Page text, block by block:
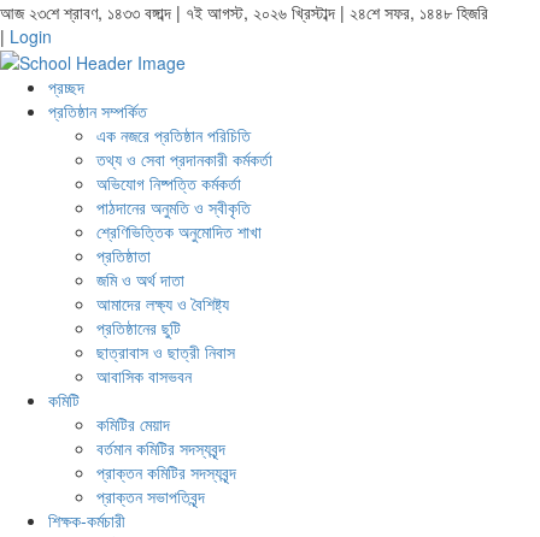
আজ ২৩শে শ্রাবণ, ১৪৩৩ বঙ্গাব্দ | ৭ই আগস্ট, ২০২৬ খ্রিস্টাব্দ | ২৪শে সফর, ১৪৪৮ হিজরি
| Login
প্রচ্ছদ
প্রতিষ্ঠান সম্পর্কিত
এক নজরে প্রতিষ্ঠান পরিচিতি
তথ্য ও সেবা প্রদানকারী কর্মকর্তা
অভিযোগ নিষ্পত্তি কর্মকর্তা
পাঠদানের অনুমতি ও স্বীকৃতি
শ্রেণিভিত্তিক অনুমোদিত শাখা
প্রতিষ্ঠাতা
জমি ও অর্থ দাতা
আমাদের লক্ষ্য ও বৈশিষ্ট্য
প্রতিষ্ঠানের ছুটি
ছাত্রাবাস ও ছাত্রী নিবাস
আবাসিক বাসভবন
কমিটি
কমিটির মেয়াদ
বর্তমান কমিটির সদস্যবৃন্দ
প্রাক্তন কমিটির সদস্যবৃন্দ
প্রাক্তন সভাপতিবৃন্দ
শিক্ষক-কর্মচারী